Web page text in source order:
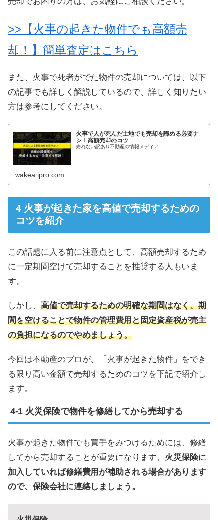
>>【火事の起きた物件でも高額売
却！】簡単査定はこちら
また、火事で死者がでた物件の売却については、以下
の記事でも詳しく解説しているので、詳しく知りたい
方は参考にしてください。
火事で人が死んだ土地でも売却を諦める必要ナ
シ！高額売却のコツ
売れない訳あり不動産の情報メディア
wakearipro.com
火事が起きた家を高値で売却するための
コツを紹介
この話題に入る前に注意点として、高額売却するため
に一定期間空けて売却することを推奨する人もいま
す。
しかし、 高値で売却するための明確な期間はなく、期
間を空けることで物件の管理費用と固定資産税が売主
の負担になるのでやめましょう。
今回は不動産のプロが、「火事が起きた物件」をでき
る限り高い金額で売却するためのコツを下記で紹介し
ます。
火災保険で物件を修繕してから売却する
火事が起きた物件でも買手をみつけるためには、修繕
してから売却することが重要になります。 火災保険に
加入していれば修繕費用が補助される場合があります
ので、保険会社に連絡しましょう。